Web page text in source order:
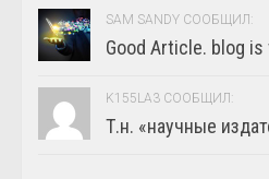
SAM SANDY СООБЩИЛ:
Good Article. blog
K155LA3 СООБЩИЛ:
Т.н. «научные